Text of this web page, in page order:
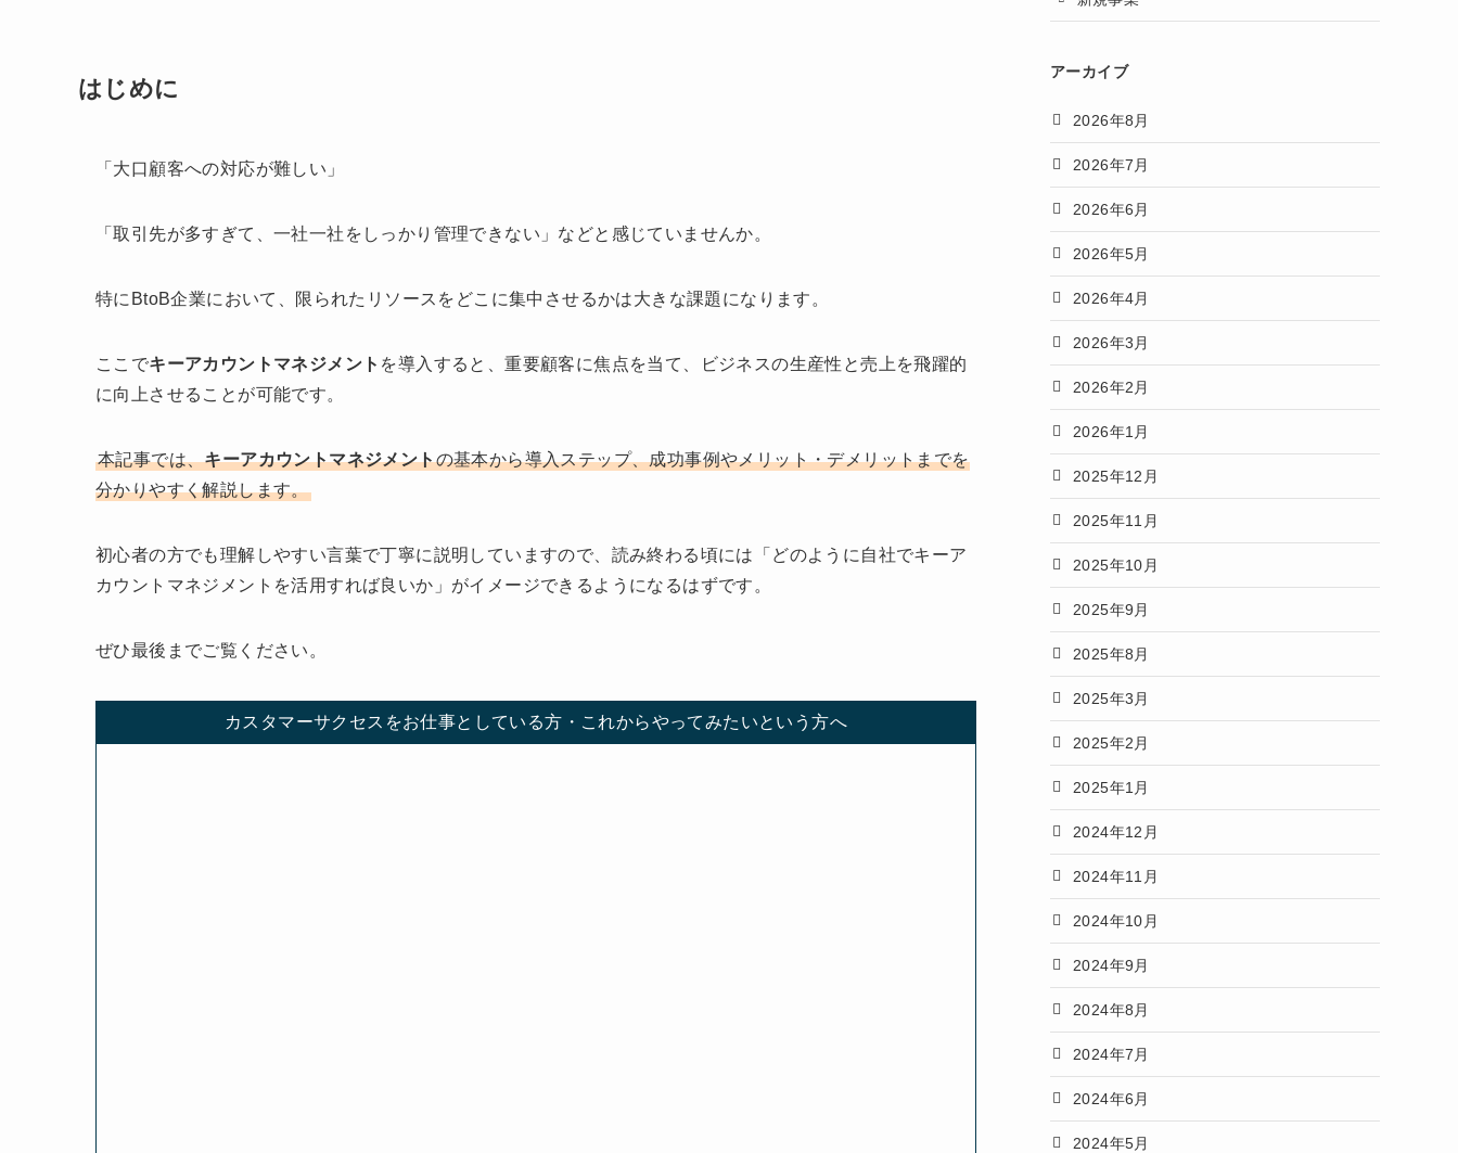
はじめに
「大口顧客への対応が難しい」
「取引先が多すぎて、一社一社をしっかり管理できない」などと感じていませんか。
特にBtoB企業において、限られたリソースをどこに集中させるかは大きな課題になります。
ここでキーアカウントマネジメント を導入すると、重要顧客に焦点を当て、ビジネスの生産性と売上を飛躍的
に向上させることが可能です。
本記事では、キーアカウントマネジメントの基本から導入ステップ、成功事例やメリット・デメリットまでを
分かりやすく解説します。
初心者の方でも理解しやすい言葉で丁寧に説明していますので、読み終わる頃には「どのように自社でキーア
カウントマネジメントを活用すれば良いか」がイメージできるようになるはずです。
ぜひ最後までご覧ください。
カスタマーサクセスをお仕事としている方・これからやってみたいという方へ
アーカイブ
2026年8月
2026年7月
2026年6月
2026年5月
2026年4月
2026年3月
2026年2月
2026年1月
2025年12月
2025年11月
2025年10月
2025年9月
2025年8月
2025年3月
2025年2月
2025年1月
2024年12月
2024年11月
2024年10月
2024年9月
2024年8月
2024年7月
2024年6月
2024年5月